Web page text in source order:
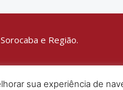
e Região.
sua experiência de